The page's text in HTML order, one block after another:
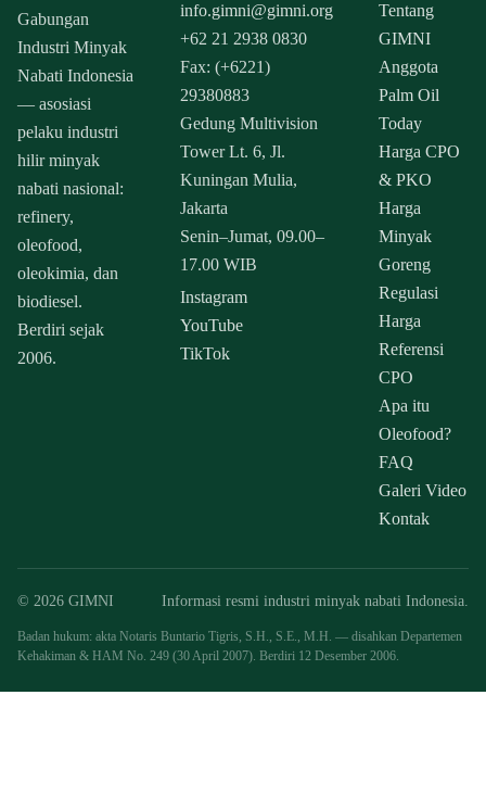
Gabungan
Industri Minyak
Nabati Indonesia
— asosiasi
pelaku industri
hilir minyak
nabati nasional:
refinery,
oleofood,
oleokimia, dan
biodiesel.
Berdiri sejak
2006.
info.gimni@gimni.org
+62 21 2938 0830
Fax: (+6221)
29380883
Gedung Multivision
Tower Lt. 6, Jl.
Kuningan Mulia,
Jakarta
Senin–Jumat, 09.00–
17.00 WIB
Instagram
YouTube
TikTok
Tentang
GIMNI
Anggota
Palm Oil
Today
Harga CPO
& PKO
Harga
Minyak
Goreng
Regulasi
Harga
Referensi
CPO
Apa itu
Oleofood?
FAQ
Galeri Video
Kontak
© 2026 GIMNI Informasi resmi industri minyak nabati Indonesia.
Badan hukum: akta Notaris Buntario Tigris, S.H., S.E., M.H. — disahkan Departemen
Kehakiman & HAM No. 249 (30 April 2007). Berdiri 12 Desember 2006.